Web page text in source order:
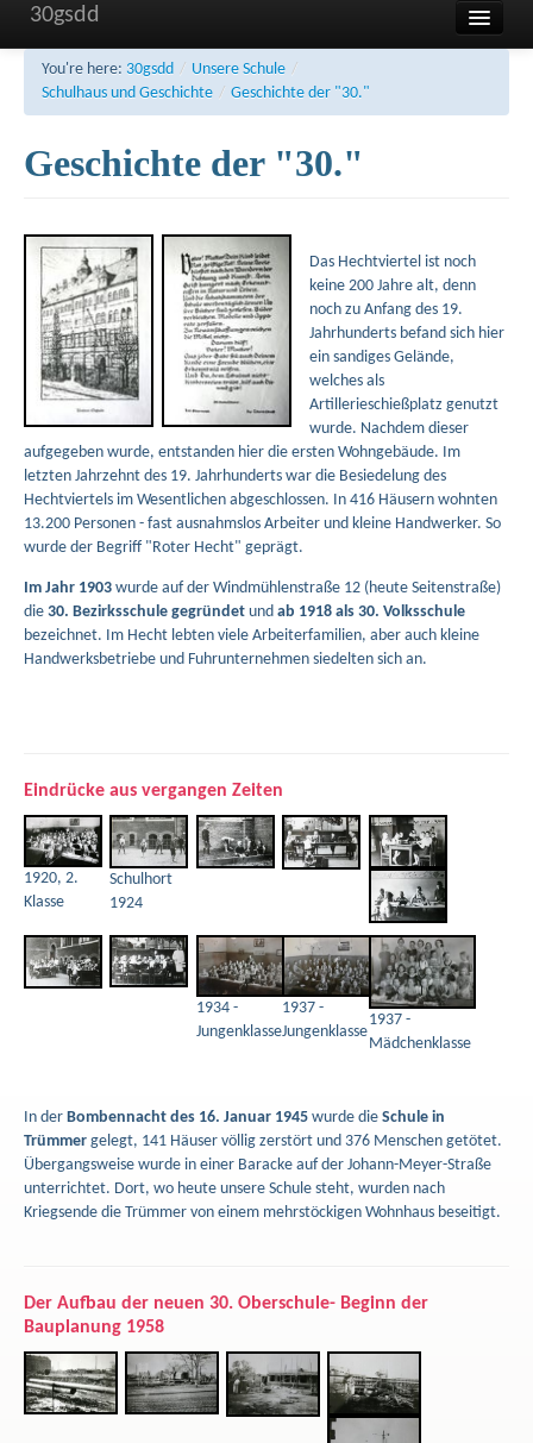
30gsdd
Unsere Schule
Aktuelles und Termine
FAQ
Kontakt
Impressum
Haftung
You're here: 30gsdd / Unsere Schule /
Schulhaus und Geschichte / Geschichte der "30."
Geschichte der "30."
Das Hechtviertel ist noch
keine 200 Jahre alt, denn
noch zu Anfang des 19.
Jahrhunderts befand sich hier
ein sandiges Gelände,
welches als
Artillerieschießplatz genutzt
wurde. Nachdem dieser
aufgegeben wurde, entstanden hier die ersten Wohngebäude. Im
letzten Jahrzehnt des 19. Jahrhunderts war die Besiedelung des
Hechtviertels im Wesentlichen abgeschlossen. In 416 Häusern wohnten
13.200 Personen - fast ausnahmslos Arbeiter und kleine Handwerker. So
wurde der Begriff "Roter Hecht" geprägt.
Im Jahr 1903 wurde auf der Windmühlenstraße 12 (heute Seitenstraße)
die 30. Bezirksschule gegründet und ab 1918 als 30. Volksschule
bezeichnet. Im Hecht lebten viele Arbeiterfamilien, aber auch kleine
Handwerksbetriebe und Fuhrunternehmen siedelten sich an.
Eindrücke aus vergangen Zeiten
1920, 2.
Klasse
Schulhort
1924
1934 -
Jungenklasse
1937 -
Jungenklasse
1937 -
Mädchenklasse
In der Bombennacht des 16. Januar 1945 wurde die Schule in
Trümmer gelegt, 141 Häuser völlig zerstört und 376 Menschen getötet.
Übergangsweise wurde in einer Baracke auf der Johann-Meyer-Straße
unterrichtet. Dort, wo heute unsere Schule steht, wurden nach
Kriegsende die Trümmer von einem mehrstöckigen Wohnhaus beseitigt.
Der Aufbau der neuen 30. Oberschule- Beginn der
Bauplanung 1958